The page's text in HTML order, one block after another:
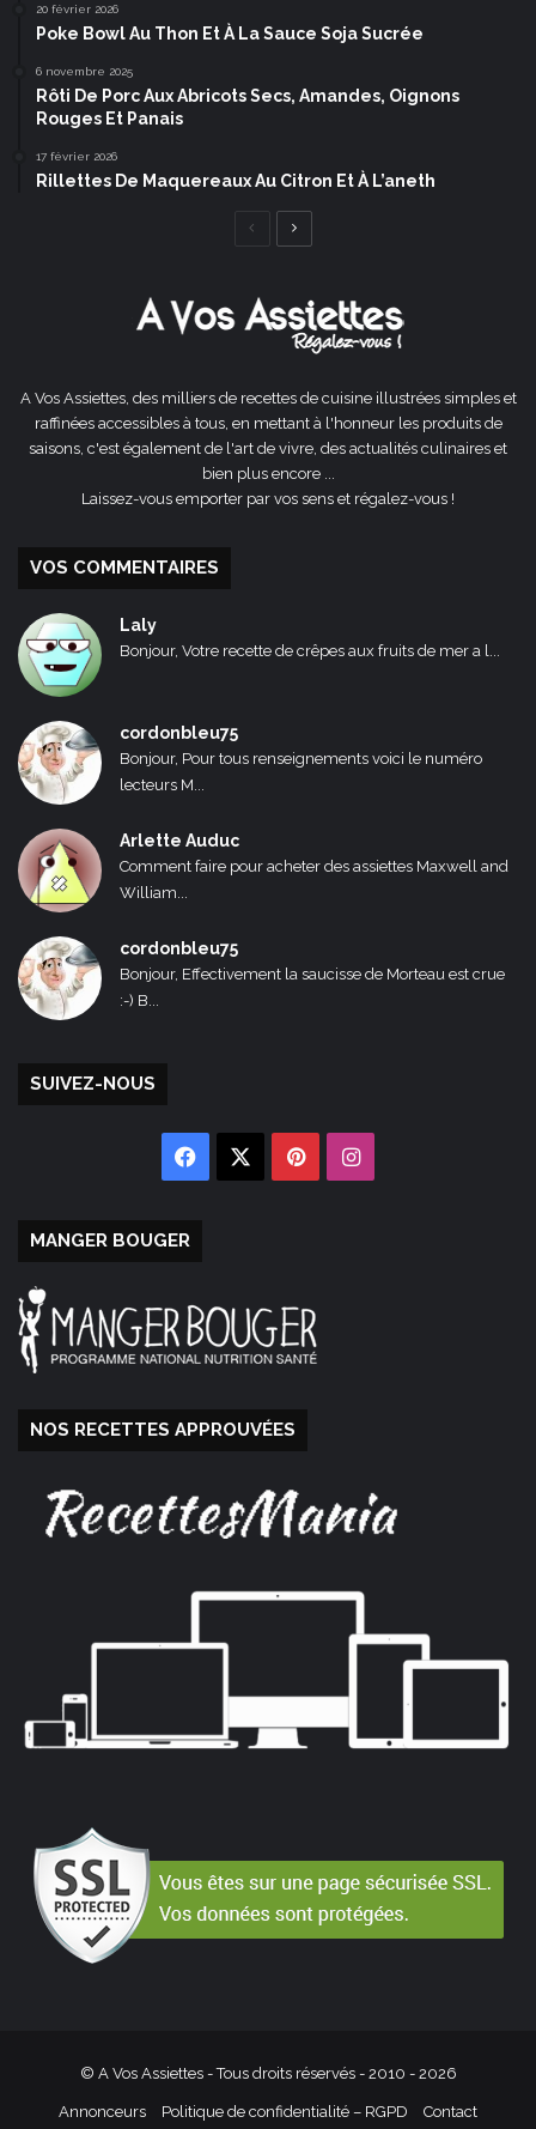
20 février 2026
Poke Bowl Au Thon Et À La Sauce Soja Sucrée
6 novembre 2025
Rôti De Porc Aux Abricots Secs, Amandes, Oignons
Rouges Et Panais
17 février 2026
Rillettes De Maquereaux Au Citron Et À L’aneth
Page
A Vos Assiettes, des milliers de recettes de cuisine illustrées simples et
raffinées accessibles à tous, en mettant à l'honneur les produits de
saisons, c'est également de l'art de vivre, des actualités culinaires et
bien plus encore ...
Laissez-vous emporter par vos sens et régalez-vous !
VOS COMMENTAIRES
Laly
Bonjour, Votre recette de crêpes aux fruits de mer a l...
cordonbleu75
Bonjour, Pour tous renseignements voici le numéro
lecteurs M...
Arlette Auduc
Comment faire pour acheter des assiettes Maxwell and
William...
cordonbleu75
Bonjour, Effectivement la saucisse de Morteau est crue
:-) B...
SUIVEZ-NOUS
Facebook PinterestInstagram
MANGER BOUGER
NOS RECETTES APPROUVÉES
© A Vos Assiettes - Tous droits réservés - 2010 - 2026
Annonceurs Politique de confidentialité – RGPD Contact